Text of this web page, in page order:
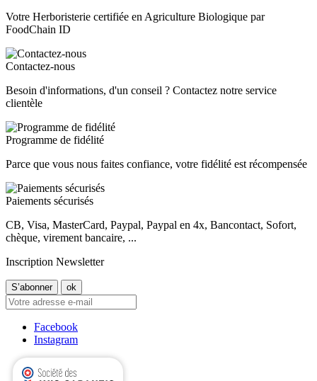
Votre Herboristerie certifiée en Agriculture Biologique par
FoodChain ID
Contactez-nous
Besoin d'informations, d'un conseil ? Contactez notre service
clientèle
Programme de fidélité
Parce que vous nous faites confiance, votre fidélité est récompensée
Paiements sécurisés
CB, Visa, MasterCard, Paypal, Paypal en 4x, Bancontact, Sofort,
chèque, virement bancaire, ...
Inscription Newsletter
Facebook
Instagram